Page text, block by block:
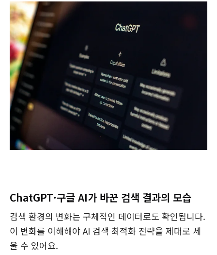
ChatGPT·구글 AI가 바꾼 검색 결과의 모습
검색 환경의 변화는 구체적인 데이터로도 확인됩니다.
이 변화를 이해해야 AI 검색 최적화 전략을 제대로 세
울 수 있어요.